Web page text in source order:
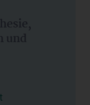
und